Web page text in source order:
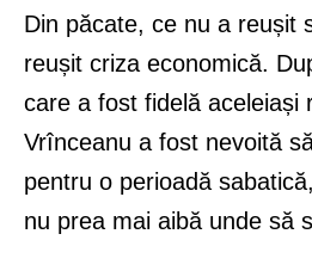
Din păcate, ce nu a reușit
reușit criza economică.
care a fost fidelă aceleiași
Vrînceanu a fost nevoită
pentru o perioadă
nu prea mai aibă unde să